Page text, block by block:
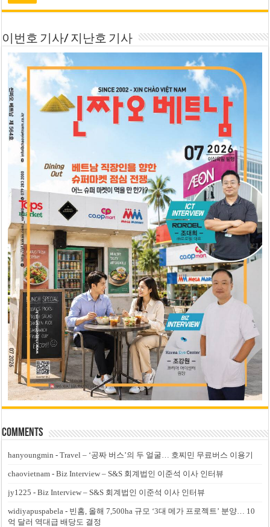
이번호 기사/ 지난호 기사
Comments
hanyoungmin -Travel – ‘공짜 버스’의 두 얼굴… 호찌민 무료버스 이용기
chaovietnam -Biz Interview – S&S 회계법인 이준석 이사 인터뷰
jy1225 -Biz Interview – S&S 회계법인 이준석 이사 인터뷰
widiyapuspabela - 빈홈, 올해 7,500ha 규모 ‘3대 메가 프로젝트’ 분양… 10
억 달러 역대급 배당도 결정